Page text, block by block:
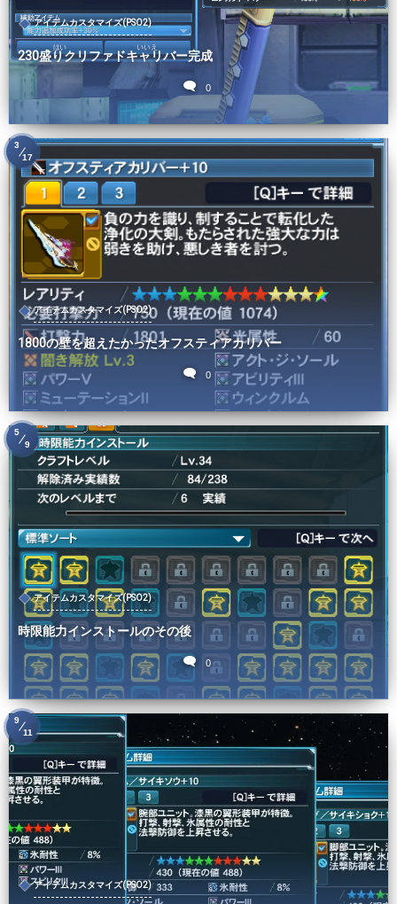
アイテムカスタマイズ(PSO2)
230盛りクリファドキャリバー完成
0
アイテムカスタマイズ(PSO2)
1800の壁を超えたかったオフスティアカリバー
0
3
17
アイテムカスタマイズ(PSO2)
時限能力インストールのその後
0
5
9
アイテムカスタマイズ(PSO2)
9
11